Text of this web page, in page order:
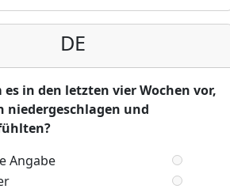
DE
in den letzten vier Wochen vor,
niedergeschlagen und
Angabe